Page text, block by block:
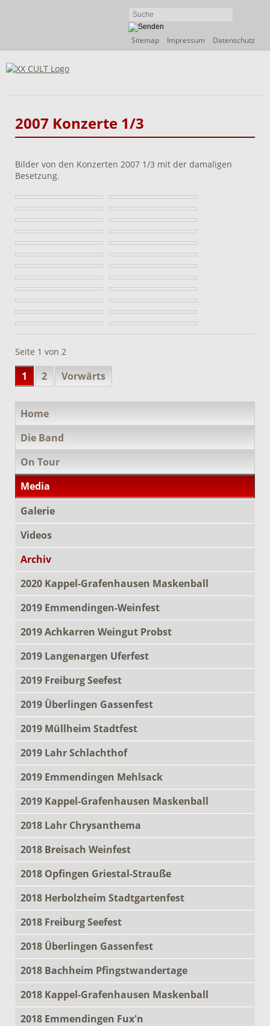
Navigation
Sitemap Impressum Datenschutz
2007 Konzerte 1/3
Bilder von den Konzerten 2007 1/3 mit der damaligen
Besetzung.
Seite 1 von 2
1 2 Vorwärts
überspringen
Home
Die Band
On Tour
Media
Galerie
Videos
Archiv
2020 Kappel-Grafenhausen Maskenball
2019 Emmendingen-Weinfest
2019 Achkarren Weingut Probst
2019 Langenargen Uferfest
2019 Freiburg Seefest
2019 Überlingen Gassenfest
2019 Müllheim Stadtfest
2019 Lahr Schlachthof
2019 Emmendingen Mehlsack
2019 Kappel-Grafenhausen Maskenball
2018 Lahr Chrysanthema
2018 Breisach Weinfest
2018 Opfingen Griestal-Strauße
2018 Herbolzheim Stadtgartenfest
2018 Freiburg Seefest
2018 Überlingen Gassenfest
2018 Bachheim Pfingstwandertage
2018 Kappel-Grafenhausen Maskenball
2018 Emmendingen Fux'n